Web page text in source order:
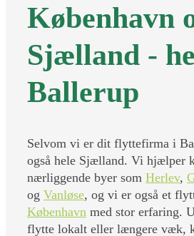
København
Sjælland -
Ballerup
Selvom vi er dit flyttefirma i
også hele Sjælland. Vi hjælper
nærliggende byer som Herlev,
og Vanløse, og vi er også et
København med stor erfaring.
flytte lokalt eller længere væk,